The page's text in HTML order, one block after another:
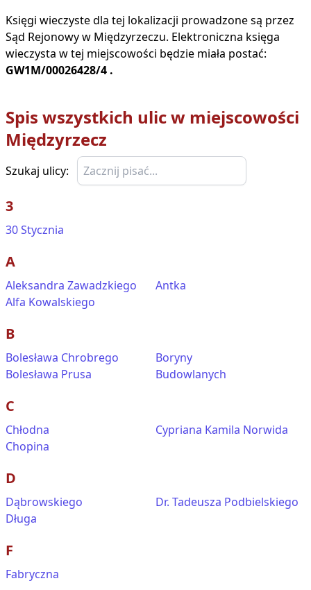
Księgi wieczyste dla tej lokalizacji prowadzone są przez
Sąd Rejonowy w Międzyrzeczu. Elektroniczna księga
wieczysta w tej miejscowości będzie miała postać:
GW1M/00026428/4 .
Spis wszystkich ulic w miejscowości
Międzyrzecz
Szukaj ulicy:
3
30 Stycznia
A
Aleksandra Zawadzkiego
Alfa Kowalskiego
Antka
B
Bolesława Chrobrego
Bolesława Prusa
Boryny
Budowlanych
C
Chłodna
Chopina
Cypriana Kamila Norwida
D
Dąbrowskiego
Długa
Dr. Tadeusza Podbielskiego
F
Fabryczna